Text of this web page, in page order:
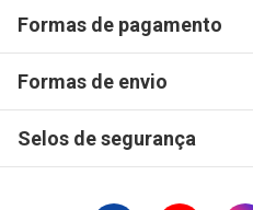
Formas de pagamento
Formas de envio
Selos de segurança